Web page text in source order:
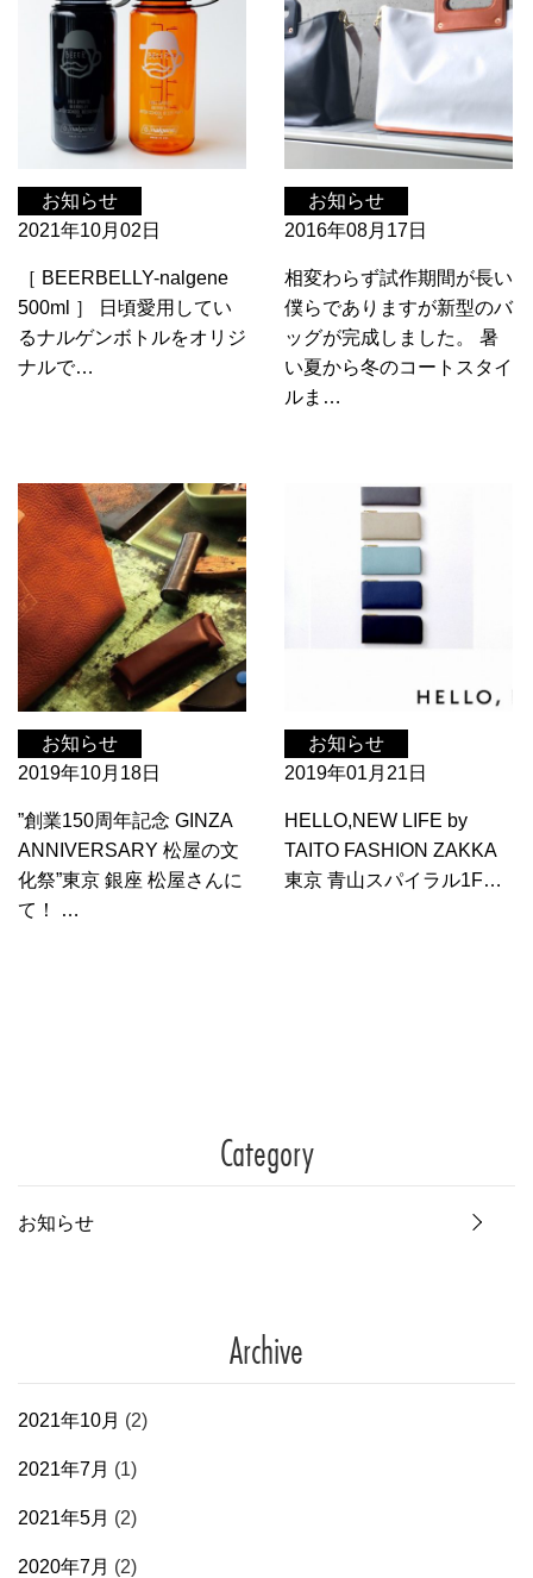
お知らせ
2021年10月02日
［ BEERBELLY-nalgene
500ml ］ 日頃愛用してい
るナルゲンボトルをオリジ
ナルで…
お知らせ
2016年08月17日
相変わらず試作期間が長い
僕らでありますが新型のバ
ッグが完成しました。 暑
い夏から冬のコートスタイ
ルま…
お知らせ
2019年10月18日
”創業150周年記念 GINZA
ANNIVERSARY 松屋の文
化祭”東京 銀座 松屋さんに
て！ …
お知らせ
2019年01月21日
HELLO,NEW LIFE by
TAITO FASHION ZAKKA
東京 青山スパイラル1F…
Category
お知らせ
Archive
2021年10月 (2)
2021年7月 (1)
2021年5月 (2)
2020年7月 (2)